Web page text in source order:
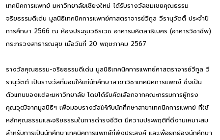
เทคนิคการแพทย์ มหาวิทยาลัยเชียงใหม่ ได้รับรางวัลชมเชยคุณธรรม
จริยธรรมดีเด่น มูลนิธิเทคนิคการแพทย์ศาสตราจารย์วีกูล วีรานุวัตติ์ ประจำปี
การศึกษา 2566 ณ ห้องประชุมวชิรเวช อาคารมหิตลาธิเบศร (อาคารวิชาชีพ)
กระทรวงสาธารณสุข เมื่อวันที่ 20 พฤษภาคม 2567
รางวัลคุณธรรม-จริยธรรมดีเด่น มูลนิธิเทคนิคการแพทย์ศาสตราจารย์วีกูล วี
รานุวัตติ์ เป็นรางวัลที่มอบให้แก่นักศึกษาสาขาวิชาเทคนิคการแพทย์ ซึ่งเป็น
ตัวแทนของแต่ละมหาวิทยาลัย โดยได้รับคัดเลือกจากคณะกรรมการผู้ทรง
คุณวุฒิจากมูลนิธิฯ เพื่อมอบรางวัลให้กับนักศึกษาสาขาเทคนิคการแพทย์ ที่ใช้
หลักคุณธรรมและจริยธรรมในการดำรงชีวิต มีความประพฤติที่ดีงามเหมาะสม
สำหรับการเป็นนักศึกษาเทคนิคการแพทย์ที่พึงประสงค์ และเพื่อยกย่องนักศึกษา